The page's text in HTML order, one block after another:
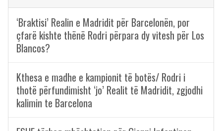
‘Braktisi’ Realin e Madridit për Barcelonën, por
çfarë kishte thënë Rodri përpara dy vitesh për Los
Blancos?
Kthesa e madhe e kampionit të botës/ Rodri i
thotë përfundimisht ‘jo’ Realit të Madridit, zgjodhi
kalimin te Barcelona